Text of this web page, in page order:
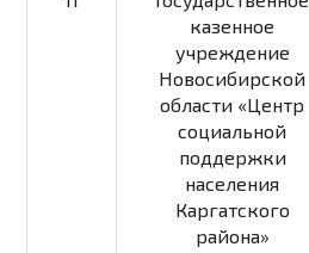
казенное
учреждение
Новосибирской
области «Центр
социальной
поддержки
населения
Каргатского
района»